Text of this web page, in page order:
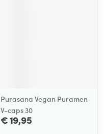
Purasana Vegan Puramen
V-caps 30
€ 19,95